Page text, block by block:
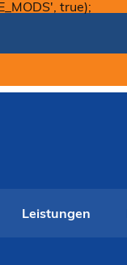
true);
Leistungen